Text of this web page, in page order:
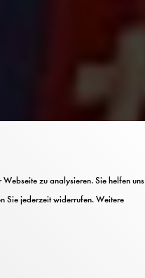
zu analysieren. Sie helfen uns
Sie jederzeit widerrufen. Weitere